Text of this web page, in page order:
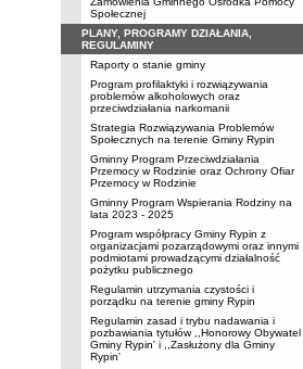
Społecznej
PLANY, PROGRAMY DZIAŁANIA,
REGULAMINY
Raporty o stanie gminy
Program profilaktyki i rozwiązywania
problemów alkoholowych oraz
przeciwdziałania narkomanii
Strategia Rozwiązywania Problemów
Społecznych na terenie Gminy Rypin
Gminny Program Przeciwdziałania
Przemocy w Rodzinie oraz Ochrony Ofiar
Przemocy w Rodzinie
Gminny Program Wspierania Rodziny na
lata 2023 - 2025
Program współpracy Gminy Rypin z
organizacjami pozarządowymi oraz innymi
podmiotami prowadzącymi działalność
pożytku publicznego
Regulamin utrzymania czystości i
porządku na terenie gminy Rypin
Regulamin zasad i trybu nadawania i
pozbawiania tytułów ,,Honorowy Obywatel
Gminy Rypin' i ,,Zasłużony dla Gminy
Rypin'